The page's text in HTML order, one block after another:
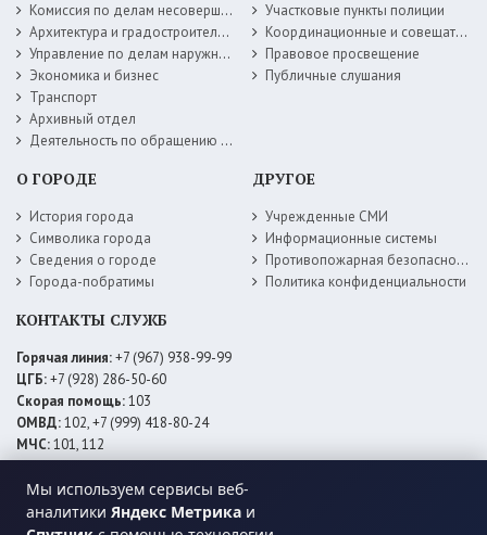
Мы используем сервисы веб-
аналитики Яндекс Метрика и
Комиссия по делам несовершеннолетних
Архитектура и градостроительство
Управление по делам наружной рекламы
Экономика и бизнес
Транспорт
Архивный отдел
Деятельность по обращению с животными без владельцев
Участковые пункты полиции
Координационные и совещательные органы
Правовое просвещение
Публичные слушания
О ГОРОДЕ
История города
Символика города
Сведения о городе
Города-побратимы
ДРУГОЕ
Учрежденные СМИ
Информационные системы
Противопожарная безопасность
Политика конфиденциальности
КОНТАКТЫ СЛУЖБ
Горячая линия:+7 (967) 938-99-99
ЦГБ:+7 (928) 286-50-60
Скорая помощь:103
ОМВД:102, +7 (999) 418-80-24
МЧС:101, 112
ЕДДС:+7 (928) 576-09-83
Электросети:+7 (800) 220-02-20
Даггаз:+7 (928) 980-64-04